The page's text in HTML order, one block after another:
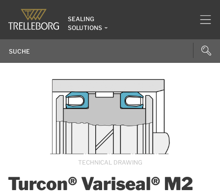
SEALING
SOLUTIONS
Turcon® Variseal® M2
TECHNICAL DRAWING